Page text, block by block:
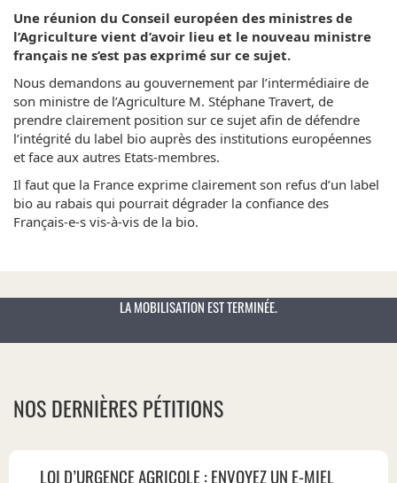
Une réunion du Conseil européen des ministres de
l’Agriculture vient d’avoir lieu et le nouveau ministre
français ne s’est pas exprimé sur ce sujet.
Nous demandons au gouvernement par l’intermédiaire de
son ministre de l’Agriculture M. Stéphane Travert, de
prendre clairement position sur ce sujet afin de défendre
l’intégrité du label bio auprès des institutions européennes
et face aux autres Etats-membres.
Il faut que la France exprime clairement son refus d’un label
bio au rabais qui pourrait dégrader la confiance des
Français-e-s vis-à-vis de la bio.
LA MOBILISATION EST TERMINÉE.
NOS DERNIÈRES PÉTITIONS
LOI D’URGENCE AGRICOLE : ENVOYEZ UN E-MIEL